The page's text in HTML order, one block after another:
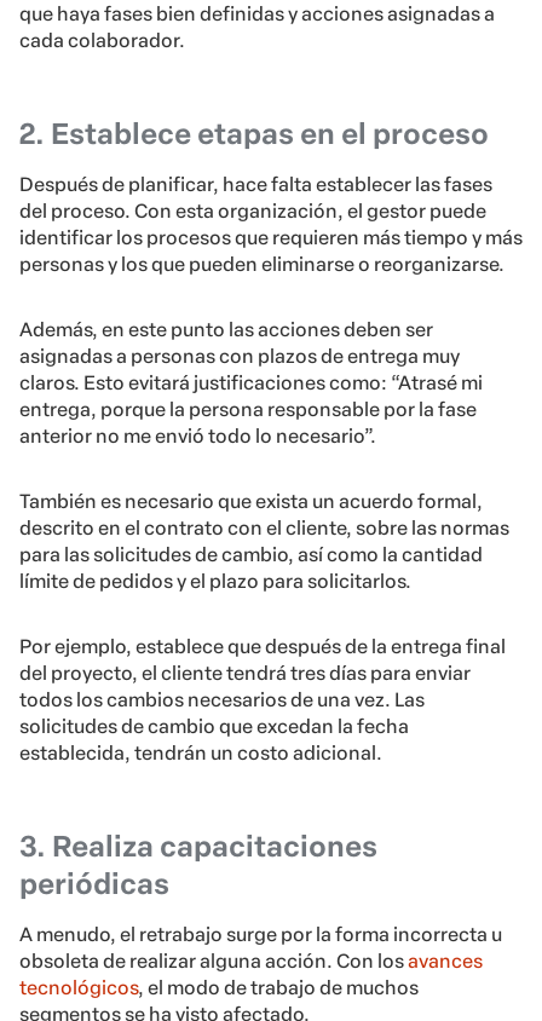
que haya fases bien definidas y acciones asignadas a
cada colaborador.
2. Establece etapas en el proceso
Después de planificar, hace falta establecer las fases
del proceso. Con esta organización, el gestor puede
identificar los procesos que requieren más tiempo y más
personas y los que pueden eliminarse o reorganizarse.
Además, en este punto las acciones deben ser
asignadas a personas con plazos de entrega muy
claros. Esto evitará justificaciones como: “Atrasé mi
entrega, porque la persona responsable por la fase
anterior no me envió todo lo necesario”.
También es necesario que exista un acuerdo formal,
descrito en el contrato con el cliente, sobre las normas
para las solicitudes de cambio, así como la cantidad
límite de pedidos y el plazo para solicitarlos.
Por ejemplo, establece que después de la entrega final
del proyecto, el cliente tendrá tres días para enviar
todos los cambios necesarios de una vez. Las
solicitudes de cambio que excedan la fecha
establecida, tendrán un costo adicional.
3. Realiza capacitaciones
periódicas
A menudo, el retrabajo surge por la forma incorrecta u
obsoleta de realizar alguna acción. Con losavances
tecnológicos, el modo de trabajo de muchos
segmentos se ha visto afectado.